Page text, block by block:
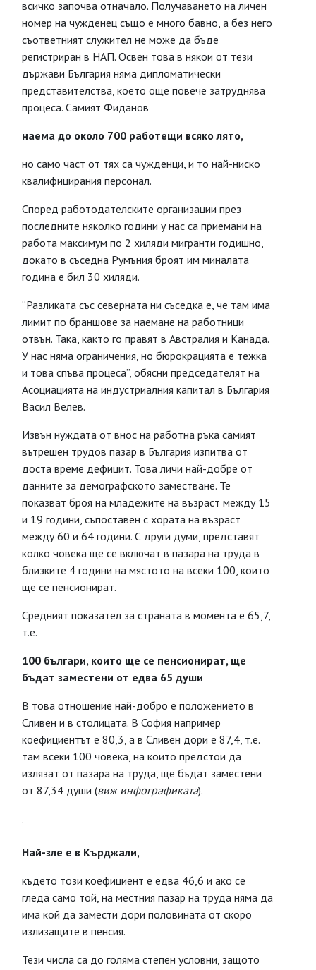
всичко започва отначало. Получаването на личен
номер на чужденец също е много бавно, а без него
съответният служител не може да бъде
регистриран в НАП. Освен това в някои от тези
държави България няма дипломатически
представителства, което още повече затруднява
процеса. Самият Фиданов
наема до около 700 работещи всяко лято,
но само част от тях са чужденци, и то най-ниско
квалифицирания персонал.
Според работодателските организации през
последните няколко години у нас са приемани на
работа максимум по 2 хиляди мигранти годишно,
докато в съседна Румъния броят им миналата
година е бил 30 хиляди.
“Разликата със северната ни съседка е, че там има
лимит по браншове за наемане на работници
отвън. Така, както го правят в Австралия и Канада.
У нас няма ограничения, но бюрокрацията е тежка
и това спъва процеса”, обясни председателят на
Асоциацията на индустриалния капитал в България
Васил Велев.
Извън нуждата от внос на работна ръка самият
вътрешен трудов пазар в България изпитва от
доста време дефицит. Това личи най-добре от
данните за демографското заместване. Те
показват броя на младежите на възраст между 15
и 19 години, съпоставен с хората на възраст
между 60 и 64 години. С други думи, представят
колко човека ще се включат в пазара на труда в
близките 4 години на мястото на всеки 100, които
ще се пенсионират.
Средният показател за страната в момента е 65,7,
т.е.
100 българи, които ще се пенсионират, ще
бъдат заместени от едва 65 души
В това отношение най-добро е положението в
Сливен и в столицата. В София например
коефициентът е 80,3, а в Сливен дори е 87,4, т.е.
там всеки 100 човека, на които предстои да
излязат от пазара на труда, ще бъдат заместени
от 87,34 души (виж инфографиката).
Най-зле е в Кърджали,
където този коефициент е едва 46,6 и ако се
гледа само той, на местния пазар на труда няма да
има кой да замести дори половината от скоро
излизащите в пенсия.
Тези числа са до голяма степен условни, защото